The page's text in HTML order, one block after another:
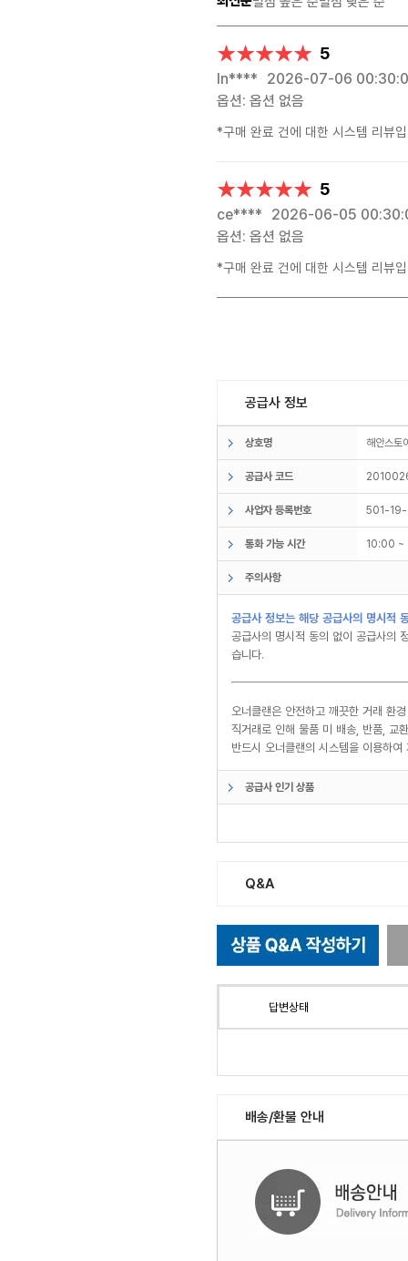
★★★★★
★★★★★ 5
ln**** 2026-07-06
옵션: 옵션 없음
*구매 완료 건에 대한 시스템 리뷰
★★★★★
★★★★★ 5
ce**** 2026-06-05
옵션: 옵션 없음
*구매 완료 건에 대한 시스템 리뷰
공급사 정보
상호명 해안스
공급사 코드
사업자 등록번호 501-
통화 가능 시간 10:00
주의사항
공급사 정보는 해당 공급사의 명시적
공급사의 명시적 동의 없이 공급사의
습니다.
오너클랜은 안전하고 깨끗한 거래 환
직거래로 인해 물품 미 배송, 반품, 교
반드시 오너클랜의 시스템을 이용하
공급사 인기 상품
Q&A
답변상태
배송/환불 안내